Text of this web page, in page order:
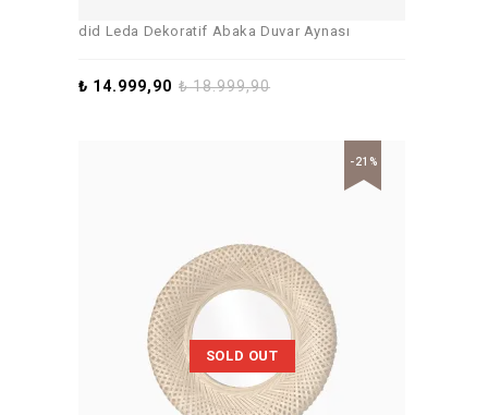
did Leda Dekoratif Abaka Duvar Aynası
₺18.999,90
₺ 14.999,90
SOLD OUT
-21%